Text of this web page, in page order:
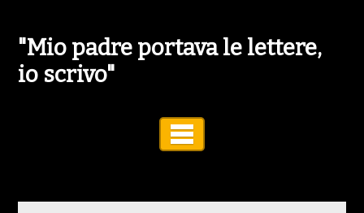
"Mio padre portava le lettere,
io scrivo"